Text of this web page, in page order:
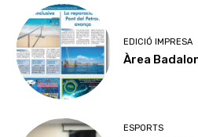
EDICIÓ IMPRESA
Àrea
ESPORTS